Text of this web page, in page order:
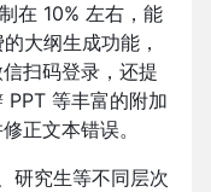
在 10% 左右，能
大纲生成功能，
扫码登录，还提
PPT 等丰富的附加
正文本错误。
研究生等不同层次